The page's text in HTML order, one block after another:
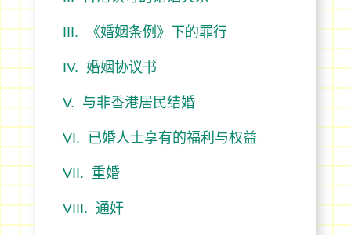
《婚姻条例》下的罪行
婚姻协议书
与非香港居民结婚
已婚人士享有的福利与权益
重婚
通奸